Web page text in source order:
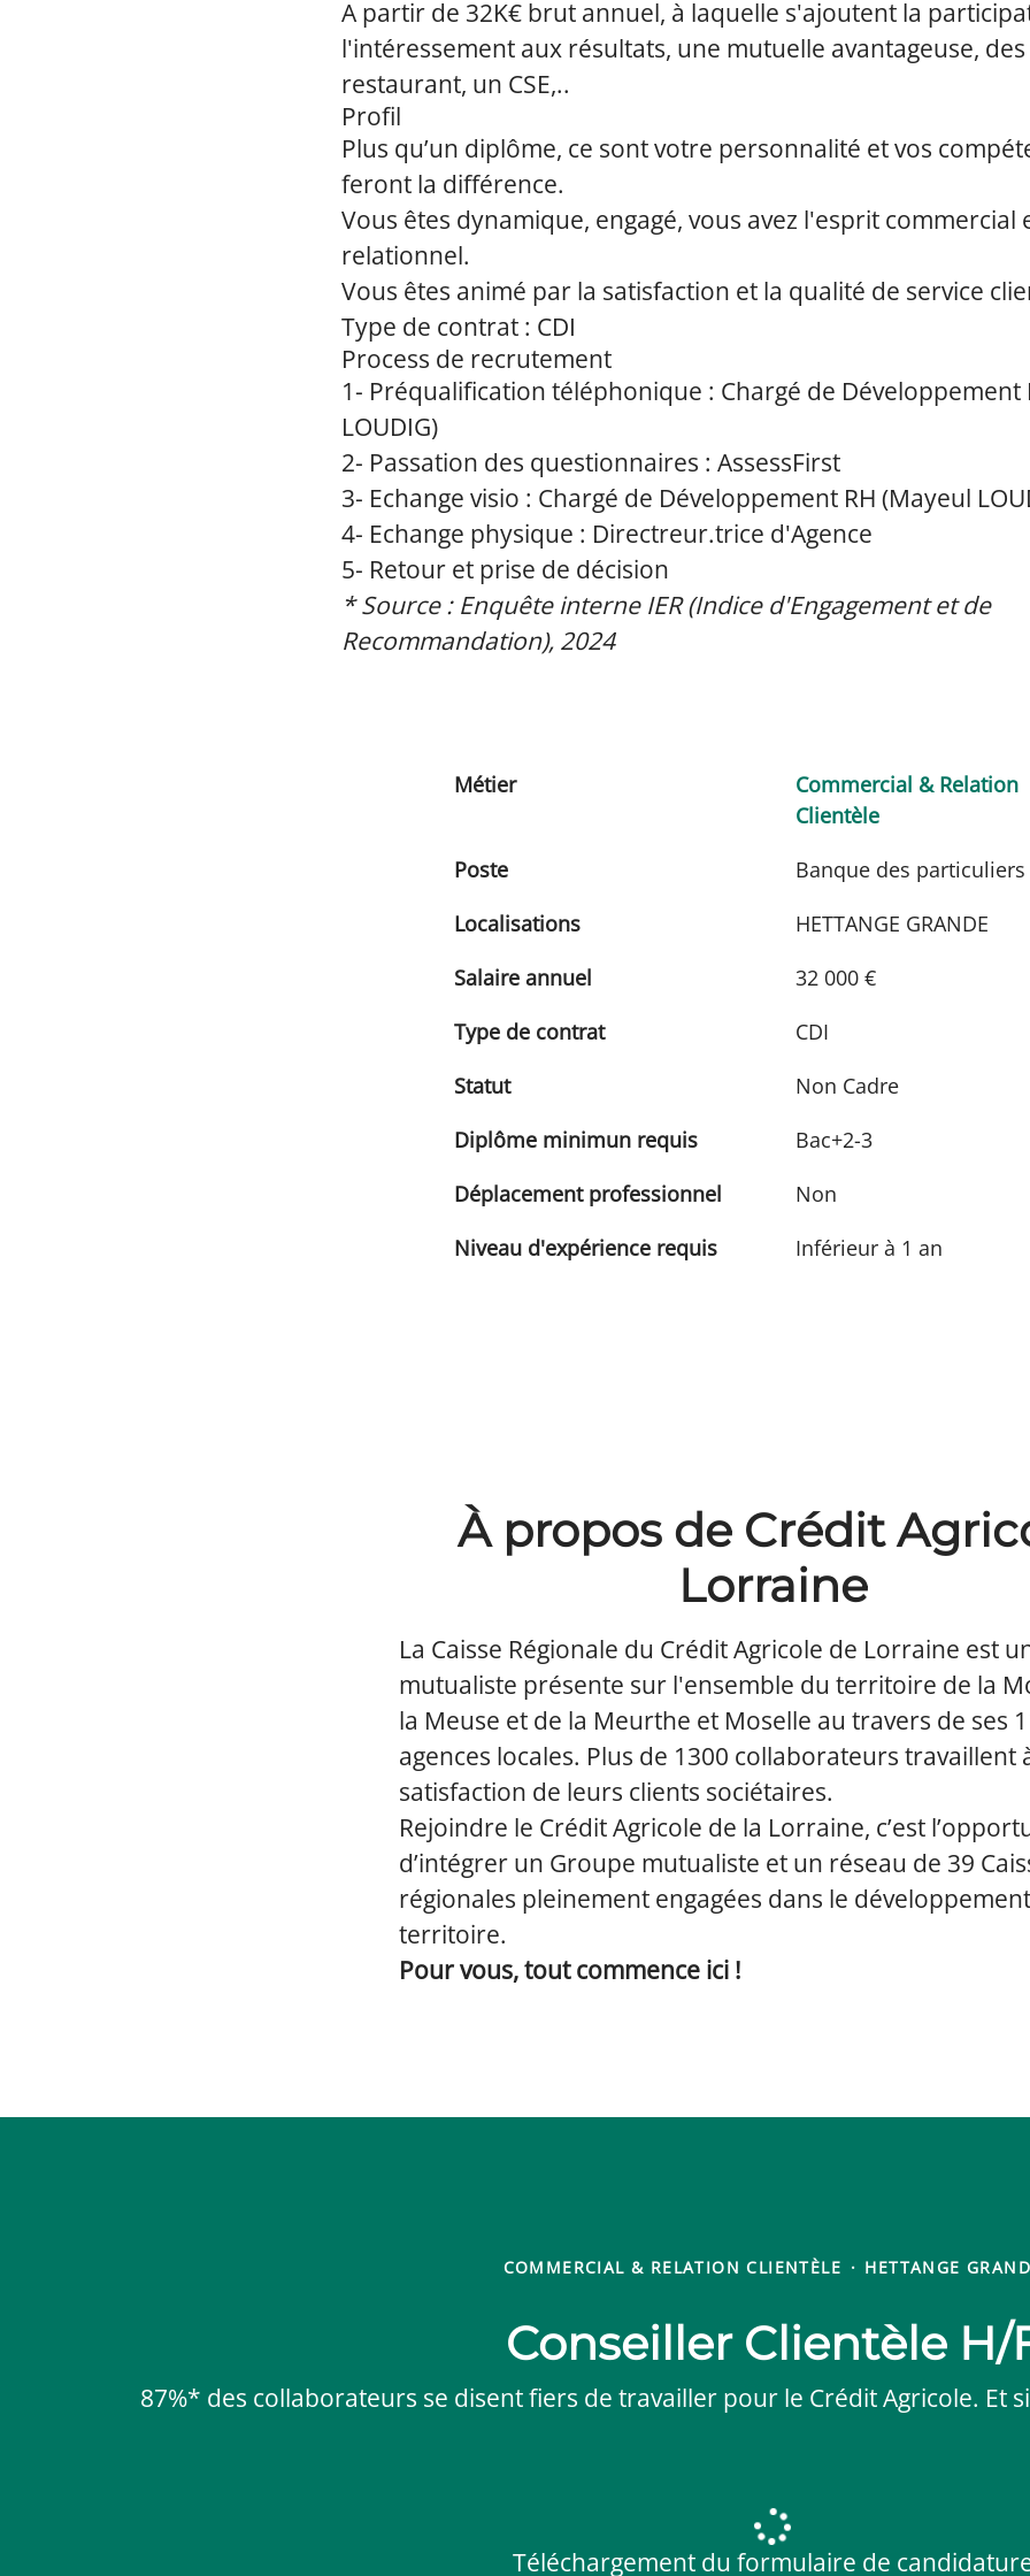
A partir de 32K€ brut annuel, à laquelle s'ajoutent la
l'intéressement aux résultats, une mutuelle avantageuse,
restaurant, un CSE,..
Profil
Plus qu’un diplôme, ce sont votre personnalité et vos
feront la différence.
Vous êtes dynamique, engagé, vous avez l'esprit commercial
relationnel.
Vous êtes animé par la satisfaction et la qualité de service
Type de contrat : CDI
Process de recrutement
1- Préqualification téléphonique : Chargé de Développement
LOUDIG)
2- Passation des questionnaires : AssessFirst
3- Echange visio : Chargé de Développement RH (Mayeul
4- Echange physique : Directreur.trice d'Agence
5- Retour et prise de décision
* Source : Enquête interne IER (Indice d'Engagement et de
Recommandation), 2024
Métier
Commercial & Relation
Clientèle
Poste
Banque des particuliers
Localisations
HETTANGE GRANDE
Salaire annuel
32 000 €
Type de contrat
CDI
Statut
Non Cadre
Diplôme minimun requis
Bac+2-3
Déplacement professionnel
Non
Niveau d'expérience requis
Inférieur à 1 an
À propos de Crédit
Lorraine
La Caisse Régionale du Crédit Agricole de Lorraine est
mutualiste présente sur l'ensemble du territoire de la
la Meuse et de la Meurthe et Moselle au travers de ses
agences locales. Plus de 1300 collaborateurs travaillent
satisfaction de leurs clients sociétaires.
Rejoindre le Crédit Agricole de la Lorraine, c’est
d’intégrer un Groupe mutualiste et un réseau de 39
régionales pleinement engagées dans le
territoire.
Pour vous, tout commence ici !
COMMERCIAL & RELATION CLIENTÈLE · HETTANGE
Conseiller Clientèle H/
87%* des collaborateurs se disent fiers de travailler pour le Crédit Agricole. Et
Téléchargement du formulaire de